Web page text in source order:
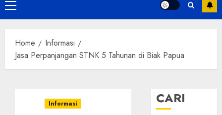
Primary
Menu
Home
Informasi
Jasa Perpanjangan STNK 5 Tahunan di Biak Papua
Informasi CARI